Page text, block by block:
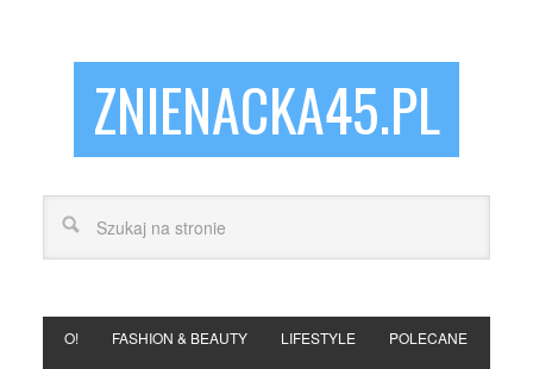
ZNIENACKA45.PL
O! FASHION & BEAUTY LIFESTYLE POLECANE